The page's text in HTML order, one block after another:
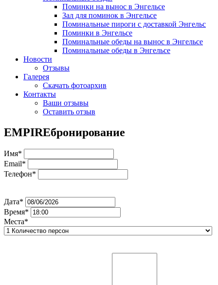
Поминки на вынос в Энгельсе
Зал для поминок в Энгельсе
Поминальные пироги с доставкой Энгельс
Поминки в Энгельсе
Поминальные обеды на вынос в Энгельсе
Поминальные обеды в Энгельсе
Новости
Отзывы
Галерея
Скачать фотоархив
Контакты
Ваши отзывы
Оставить отзыв
EMPIREбронирование
Имя*
Email*
Телефон*
Дата*
Время*
Места*